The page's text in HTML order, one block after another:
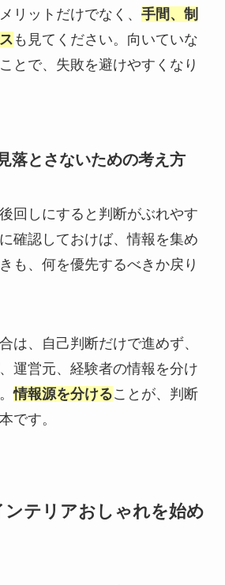
リットだけでなく、 手間、制
も見てください。向いていな
とで、失敗を避けやすくなり
落とさないための考え方
回しにすると判断がぶれやす
確認しておけば、情報を集め
も、何を優先するべきか戻り
は、自己判断だけで進めず、
運営元、経験者の情報を分け
情報源を分けることが、判断
です。
テリアおしゃれを始め